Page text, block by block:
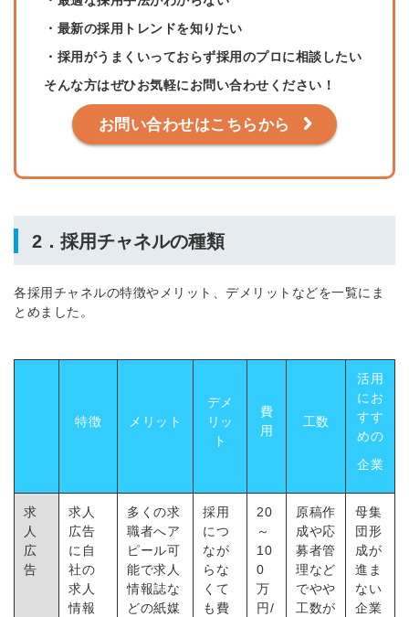
・最新の採用トレンドを知りたい
・採用がうまくいっておらず採用のプロに相談したい
そんな方はぜひお気軽にお問い合わせください！
お問い合わせはこちらから
2．採用チャネルの種類
各採用チャネルの特徴やメリット、デメリットなどを一覧にま
とめました。
特徴 メリット
デメ
リッ
ト
費
用
工数
活用
にお
すす
めの
企業
求
人
広
告
求人
広告
に自
社の
求人
情報
多くの求
職者へア
ピール可
能で求人
情報誌な
どの紙媒
採用
につ
なが
らな
くて
も費
20
～
10
0
万
円/
原稿作
成や応
募者管
理など
でやや
工数が
母集
団形
成が
進ま
ない
企業